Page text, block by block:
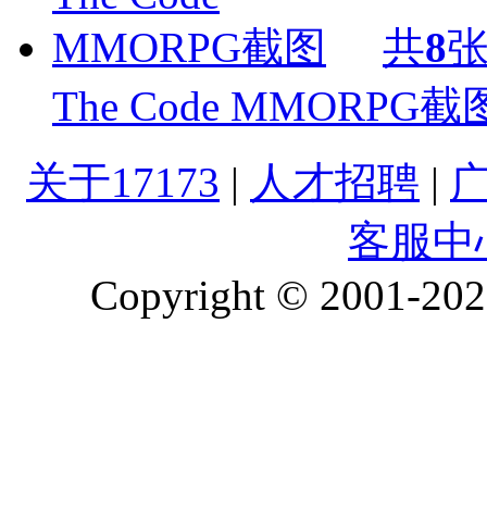
共8
The Code MMORPG截
关于17173 | 人才招聘 |
客服中
Copyright © 2001-